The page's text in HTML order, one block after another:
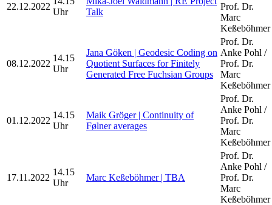
22.12.2022
Uhr
Talk
Prof. Dr.
Marc
Keßeböhmer
08.12.2022
14.15
Uhr
Jana Göken | Geodesic Coding on
Quotient Surfaces for Finitely
Generated Free Fuchsian Groups
Prof. Dr.
Anke Pohl /
Prof. Dr.
Marc
Keßeböhmer
01.12.2022
14.15
Uhr
Maik Gröger | Continuity of
Følner averages
Prof. Dr.
Anke Pohl /
Prof. Dr.
Marc
Keßeböhmer
17.11.2022
14.15
Uhr
Marc Keßeböhmer | TBA
Prof. Dr.
Anke Pohl /
Prof. Dr.
Marc
Keßeböhmer